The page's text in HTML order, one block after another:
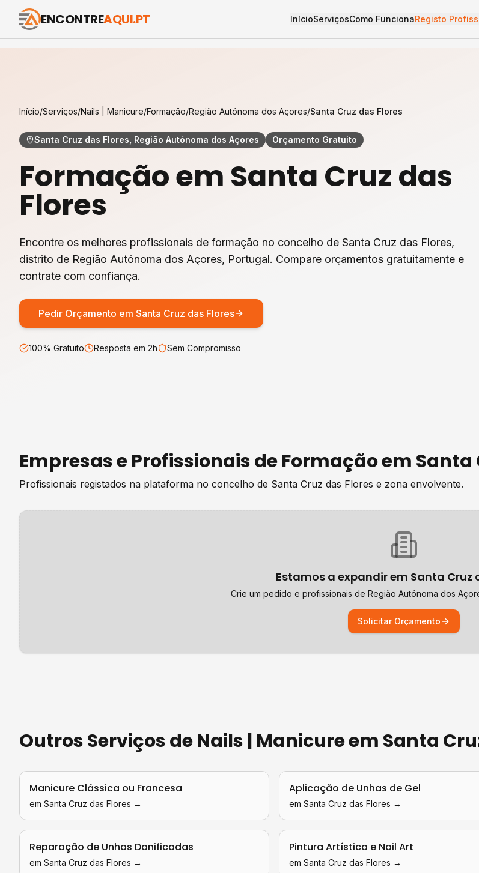
ENCONTREAQUI.PT InícioServiçosComo FuncionaRegisto
Início/Serviços/Nails | Manicure/Formação/Região Autónoma dos Açores/Santa Cruz das Flores
Santa Cruz das Flores, Região Autónoma dos Açores Orçamento Gratuito
Formaçãoem Santa Cruz das
Flores
Encontre os melhores profissionais de formação no concelho de Santa Cruz das Flores,
distrito de Região Autónoma dos Açores, Portugal. Compare orçamentos gratuitamente e
contrate com confiança.
Pedir Orçamento em Santa Cruz das Flores
100% Gratuito Resposta em 2h Sem Compromisso
Empresas e Profissionais deFormaçãoem Santa
Profissionais registados na plataforma no concelho de Santa Cruz das Flores e zona envolvente.
Estamos a expandir em Santa Cruz
Crie um pedido e profissionais de Região Autónoma dos
Solicitar Orçamento
Outros Serviços deNails | Manicureem Santa
Manicure Clássica ou Francesa
em Santa Cruz das Flores →
Aplicação de Unhas de Gel
em Santa Cruz das Flores →
Reparação de Unhas Danificadas
em Santa Cruz das Flores →
Pintura Artística e Nail Art
em Santa Cruz das Flores →